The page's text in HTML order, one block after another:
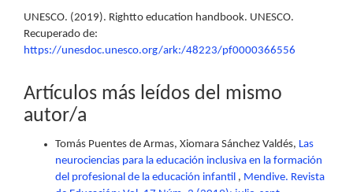
UNESCO. (2019). Rightto education handbook. UNESCO.
Recuperado de:
https://unesdoc.unesco.org/ark:/48223/pf0000366556
Artículos más leídos del mismo
autor/a
Tomás Puentes de Armas, Xiomara Sánchez Valdés, Las
neurociencias para la educación inclusiva en la formación
del profesional de la educación infantil , Mendive. Revista